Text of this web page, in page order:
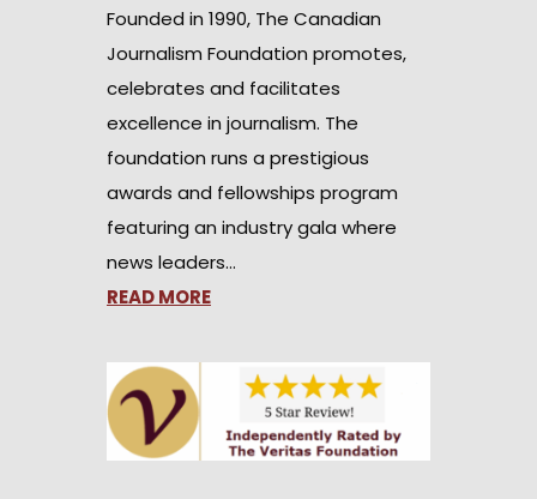
Founded in 1990, The Canadian
Journalism Foundation promotes,
celebrates and facilitates
excellence in journalism. The
foundation runs a prestigious
awards and fellowships program
featuring an industry gala where
news leaders…
READ MORE